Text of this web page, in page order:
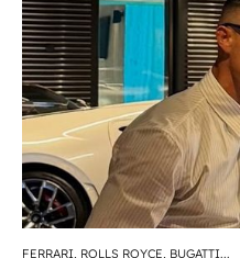
FERRARI, ROLLS ROYCE, BUGATTI...